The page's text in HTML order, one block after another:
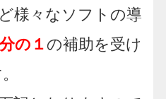
様々なソフトの導
の１の補助を受け